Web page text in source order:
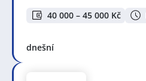
40 000 – 45 000 Kč
dnešní